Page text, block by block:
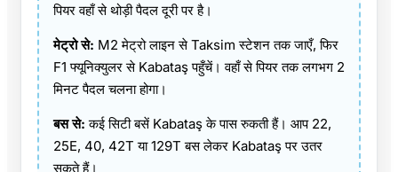
पियर वहाँ से थोड़ी पैदल दूरी पर है।
मेट्रो से: M2 मेट्रो लाइन से Taksim स्टेशन तक जाएँ, फिर
F1 फ्यूनिक्युलर से Kabataş पहुँचें। वहाँ से पियर तक लगभग 2
मिनट पैदल चलना होगा।
बस से:कई सिटी बसें Kabataş के पास रुकती हैं। आप 22,
25E, 40, 42T या 129T बस लेकर Kabataş पर उतर
सकते हैं।